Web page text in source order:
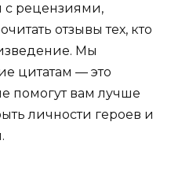
с рецензиями,
отзывы тех, кто
Мы
цитатам — это
помогут вам лучше
личности героев и